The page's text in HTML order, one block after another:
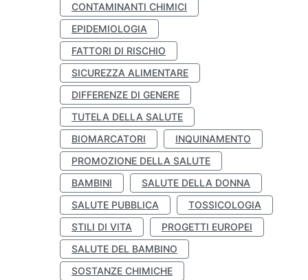
CONTAMINANTI CHIMICI
EPIDEMIOLOGIA
FATTORI DI RISCHIO
SICUREZZA ALIMENTARE
DIFFERENZE DI GENERE
TUTELA DELLA SALUTE
BIOMARCATORI
INQUINAMENTO
PROMOZIONE DELLA SALUTE
BAMBINI
SALUTE DELLA DONNA
SALUTE PUBBLICA
TOSSICOLOGIA
STILI DI VITA
PROGETTI EUROPEI
SALUTE DEL BAMBINO
SOSTANZE CHIMICHE